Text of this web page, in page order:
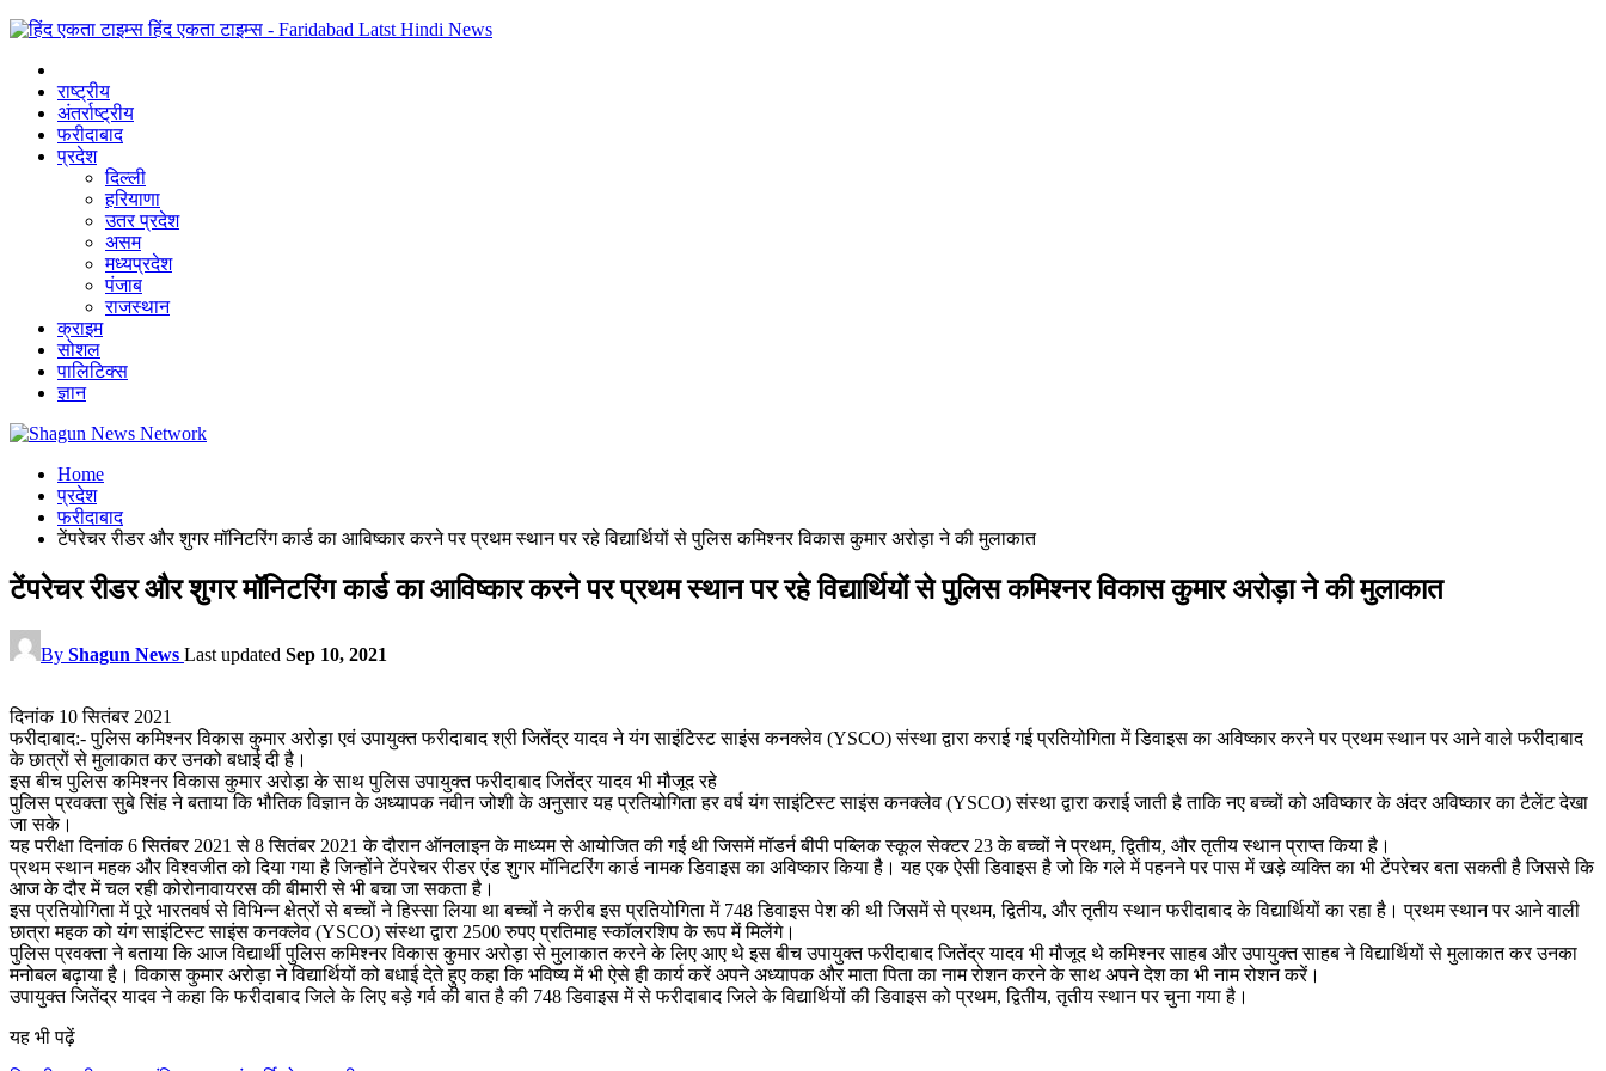
हिंद एकता टाइम्स - Faridabad Latst Hindi News
राष्ट्रीय
अंतर्राष्ट्रीय
फरीदाबाद
प्रदेश
दिल्ली
हरियाणा
उतर प्रदेश
असम
मध्यप्रदेश
पंजाब
राजस्थान
क्राइम
सोशल
पालिटिक्स
ज्ञान
Home
प्रदेश
फरीदाबाद
टेंपरेचर रीडर और शुगर मॉनिटरिंग कार्ड का आविष्कार करने पर प्रथम स्थान पर रहे विद्यार्थियों से पुलिस कमिश्नर विकास कुमार अरोड़ा ने की मुलाकात
टेंपरेचर रीडर और शुगर मॉनिटरिंग कार्ड का आविष्कार करने पर प्रथम स्थान पर रहे विद्यार्थियों से पुलिस कमिश्नर विकास कुमार अरोड़ा ने की मुलाकात
By Shagun News Last updated Sep 10, 2021
दिनांक 10 सितंबर 2021
फरीदाबाद:- पुलिस कमिश्नर विकास कुमार अरोड़ा एवं उपायुक्त फरीदाबाद श्री जितेंद्र यादव ने यंग साइंटिस्ट साइंस कनक्लेव (YSCO) संस्था द्वारा कराई गई प्रतियोगिता में डिवाइस का अविष्कार करने पर प्रथम स्थान पर आने वाले फरीदाबाद
के छात्रों से मुलाकात कर उनको बधाई दी है।
इस बीच पुलिस कमिश्नर विकास कुमार अरोड़ा के साथ पुलिस उपायुक्त फरीदाबाद जितेंद्र यादव भी मौजूद रहे
पुलिस प्रवक्ता सुबे सिंह ने बताया कि भौतिक विज्ञान के अध्यापक नवीन जोशी के अनुसार यह प्रतियोगिता हर वर्ष यंग साइंटिस्ट साइंस कनक्लेव (YSCO) संस्था द्वारा कराई जाती है ताकि नए बच्चों को अविष्कार के अंदर अविष्कार का टैलेंट देखा
जा सके।
यह परीक्षा दिनांक 6 सितंबर 2021 से 8 सितंबर 2021 के दौरान ऑनलाइन के माध्यम से आयोजित की गई थी जिसमें मॉडर्न बीपी पब्लिक स्कूल सेक्टर 23 के बच्चों ने प्रथम, द्वितीय, और तृतीय स्थान प्राप्त किया है।
प्रथम स्थान महक और विश्वजीत को दिया गया है जिन्होंने टेंपरेचर रीडर एंड शुगर मॉनिटरिंग कार्ड नामक डिवाइस का अविष्कार किया है। यह एक ऐसी डिवाइस है जो कि गले में पहनने पर पास में खड़े व्यक्ति का भी टेंपरेचर बता सकती है जिससे कि
आज के दौर में चल रही कोरोनावायरस की बीमारी से भी बचा जा सकता है।
इस प्रतियोगिता में पूरे भारतवर्ष से विभिन्न क्षेत्रों से बच्चों ने हिस्सा लिया था बच्चों ने करीब इस प्रतियोगिता में 748 डिवाइस पेश की थी जिसमें से प्रथम, द्वितीय, और तृतीय स्थान फरीदाबाद के विद्यार्थियों का रहा है। प्रथम स्थान पर आने वाली
छात्रा महक को यंग साइंटिस्ट साइंस कनक्लेव (YSCO) संस्था द्वारा 2500 रुपए प्रतिमाह स्कॉलरशिप के रूप में मिलेंगे।
पुलिस प्रवक्ता ने बताया कि आज विद्यार्थी पुलिस कमिश्नर विकास कुमार अरोड़ा से मुलाकात करने के लिए आए थे इस बीच उपायुक्त फरीदाबाद जितेंद्र यादव भी मौजूद थे कमिश्नर साहब और उपायुक्त साहब ने विद्यार्थियों से मुलाकात कर उनका
मनोबल बढ़ाया है। विकास कुमार अरोड़ा ने विद्यार्थियों को बधाई देते हुए कहा कि भविष्य में भी ऐसे ही कार्य करें अपने अध्यापक और माता पिता का नाम रोशन करने के साथ अपने देश का भी नाम रोशन करें।
उपायुक्त जितेंद्र यादव ने कहा कि फरीदाबाद जिले के लिए बड़े गर्व की बात है की 748 डिवाइस में से फरीदाबाद जिले के विद्यार्थियों की डिवाइस को प्रथम, द्वितीय, तृतीय स्थान पर चुना गया है।
यह भी पढ़ें